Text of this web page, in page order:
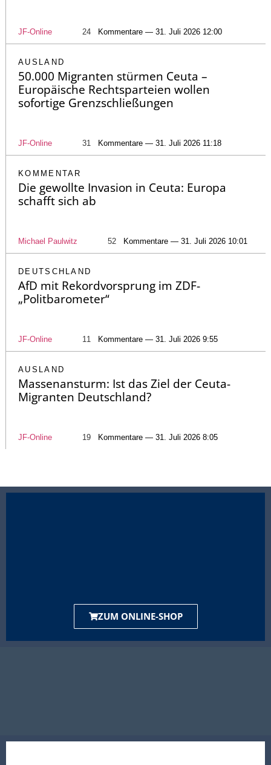
JF-Online 24 Kommentare — 31. Juli 2026 12:00
AUSLAND
50.000 Migranten stürmen Ceuta –
Europäische Rechtsparteien wollen
sofortige Grenzschließungen
JF-Online 31 Kommentare — 31. Juli 2026 11:18
KOMMENTAR
Die gewollte Invasion in Ceuta: Europa
schafft sich ab
Michael Paulwitz 52 Kommentare — 31. Juli 2026 10:01
DEUTSCHLAND
AfD mit Rekordvorsprung im ZDF-
„Politbarometer“
JF-Online 11 Kommentare — 31. Juli 2026 9:55
AUSLAND
Massenansturm: Ist das Ziel der Ceuta-
Migranten Deutschland?
JF-Online 19 Kommentare — 31. Juli 2026 8:05
ZUM ONLINE-SHOP